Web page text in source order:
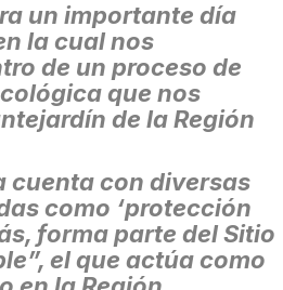
un importante día
la cual nos
de un proceso de
que nos
de la Región
cuenta con diversas
como ‘protección
forma parte del Sitio
el que actúa como